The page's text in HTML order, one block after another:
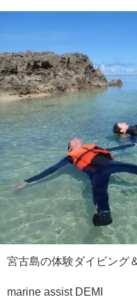
宮古島の体験ダイビング
marine assist DEMI